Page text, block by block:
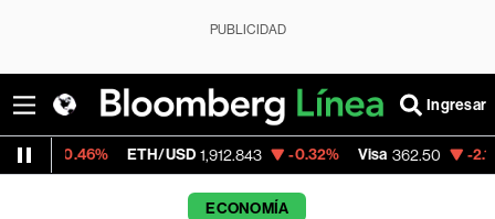
PUBLICIDAD
Ingresar
ETH/USD 1,912.843 -0.32% Visa 362.50 -2.15%
ECONOMÍA